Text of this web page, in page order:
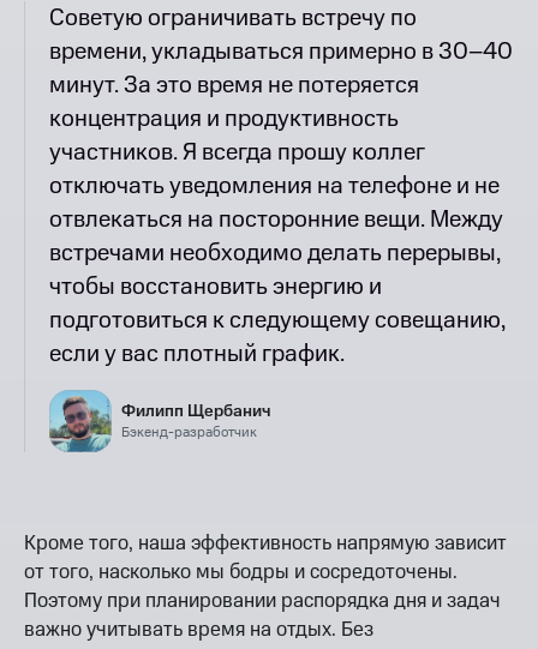
Советую ограничивать встречу по
времени, укладываться примерно в 30–40
минут. За это время не потеряется
концентрация и продуктивность
участников. Я всегда прошу коллег
отключать уведомления на телефоне и не
отвлекаться на посторонние вещи. Между
встречами необходимо делать перерывы,
чтобы восстановить энергию и
подготовиться к следующему совещанию,
если у вас плотный график.
Филипп Щербанич
Бэкенд-разработчик
Кроме того, наша эффективность напрямую зависит
от того, насколько мы бодры и сосредоточены.
Поэтому при планировании распорядка дня и задач
важно учитывать время на отдых. Без